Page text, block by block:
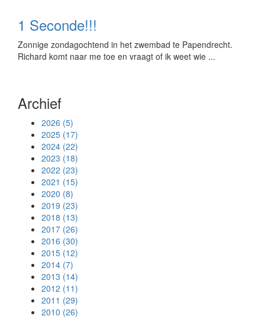
1 Seconde!!!
Zonnige zondagochtend in het zwembad te Papendrecht.
Richard komt naar me toe en vraagt of ik weet wie ...
Archief
2026 (5)
2025 (17)
2024 (22)
2023 (18)
2022 (23)
2021 (15)
2020 (8)
2019 (23)
2018 (13)
2017 (26)
2016 (30)
2015 (12)
2014 (7)
2013 (14)
2012 (11)
2011 (29)
2010 (26)